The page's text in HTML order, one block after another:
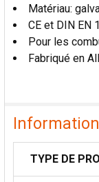
Matériau:
CE et DIN EN
Pour les
Fabriqué en
TYPE DE